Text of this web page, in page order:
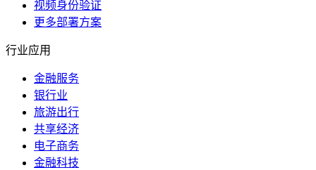
视频身份验证
更多部署方案
行业应用
金融服务
银行业
旅游出行
共享经济
电子商务
金融科技